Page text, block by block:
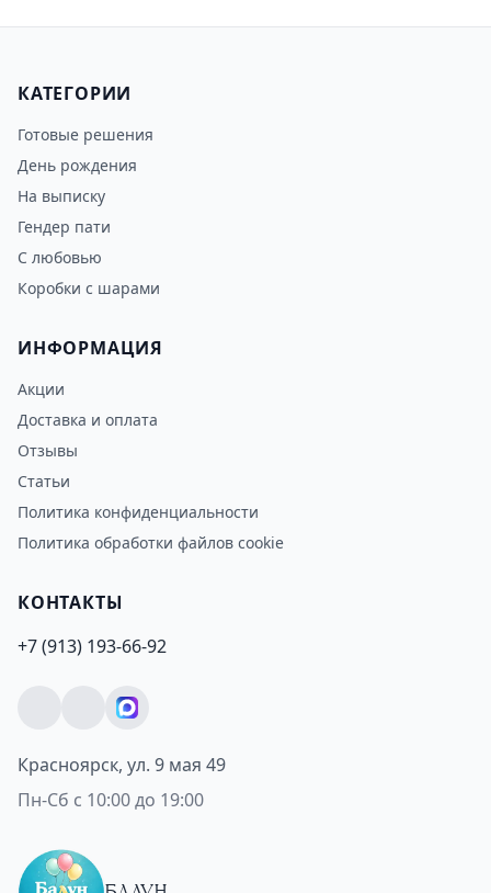
КАТЕГОРИИ
Готовые решения
День рождения
На выписку
Гендер пати
С любовью
Коробки с шарами
ИНФОРМАЦИЯ
Акции
Доставка и оплата
Отзывы
Статьи
Политика конфиденциальности
Политика обработки файлов cookie
КОНТАКТЫ
+7 (913) 193-66-92
Красноярск, ул. 9 мая 49
Пн-Сб с 10:00 до 19:00